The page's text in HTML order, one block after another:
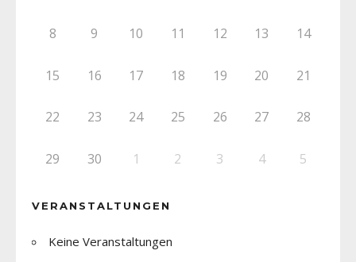
8 9 10 11 12 13 14
15 16 17 18 19 20 21
22 23 24 25 26 27 28
29 30 1 2 3 4 5
VERANSTALTUNGEN
Keine Veranstaltungen